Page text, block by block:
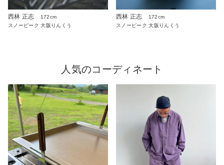
西林 正志
172cm
スノーピーク 大阪りんくう
西林 正志
172cm
スノーピーク 大阪りんくう
人気のコーディネート